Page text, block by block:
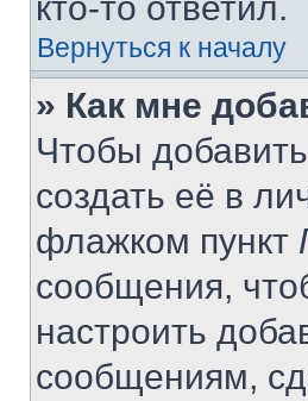
Вернуться к началу
» Как мне
Чтобы
создать её в
флажком пункт
сообщения,
настроить
сообщениям,